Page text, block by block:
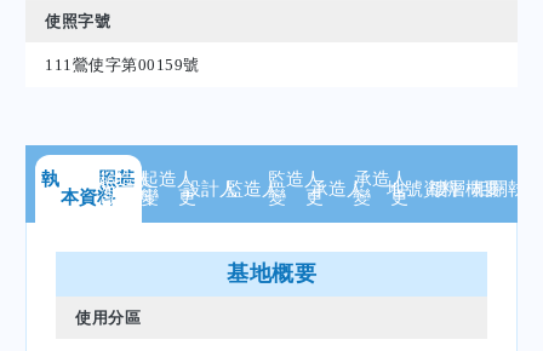
使照字號
111鶯使字第00159號
執 照基
本資料
起造人
資 料
起造人
變 更設計人監造人監造人
變 更承造人承造人
變 更
地號資料
樓層概要
相關執
基地概要
使用分區